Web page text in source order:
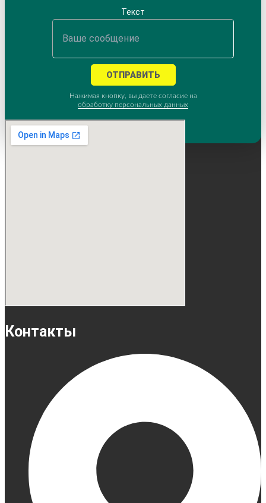
Текст
ОТПРАВИТЬ
Нажимая кнопку, вы даете согласие на
обработку персональных данных
Контакты